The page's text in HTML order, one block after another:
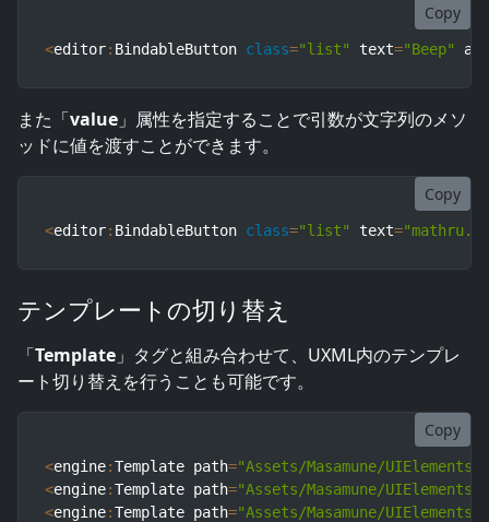
Copy
<editor: BindableButton class="list" text="Beep"
また「value 」属性を指定することで引数が文字列のメソ
ッドに値を渡すことができます。
Copy
<editor: BindableButton class="list" text=
テンプレートの切り替え
「Template 」タグと組み合わせて、UXML内のテンプレ
ート切り替えを行うことも可能です。
Copy
<engine:Template path="Assets/Masamune/
<engine:Template path="Assets/Masamune/
<engine:Template path="Assets/Masamune/